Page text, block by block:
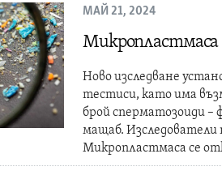
МАЙ 21, 2024
Микропластмаса
Ново изследване
тестиси, като има
брой сперматозоиди –
мащаб.
Микропластмаса се